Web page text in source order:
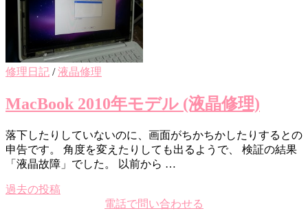
修理日記 /液晶修理
MacBook 2010年モデル (液晶修理)
落下したりしていないのに、画面がちかちかしたりするとの
申告です。 角度を変えたりしても出るようで、 検証の結果
「液晶故障」でした。 以前から …
投
過去の投稿
電話で問い合わせる